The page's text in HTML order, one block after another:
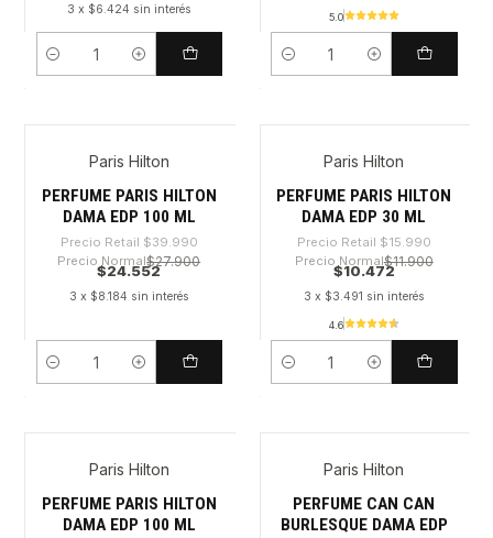
3 x $6.424 sin interés
Cantidad
5.0
Cantidad
Paris Hilton
PERFUME PARIS HILTON
DAMA EDP 100 ML
Precio Retail $39.990
Precio Normal$27.900
$24.552
3 x $8.184 sin interés
Cantidad
Paris Hilton
PERFUME PARIS HILTON
DAMA EDP 30 ML
Precio Retail $15.990
Precio Normal$11.900
$10.472
3 x $3.491 sin interés
4.6
Cantidad
Paris Hilton
PERFUME PARIS HILTON
DAMA EDP 100 ML
Paris Hilton
PERFUME CAN CAN
BURLESQUE DAMA EDP